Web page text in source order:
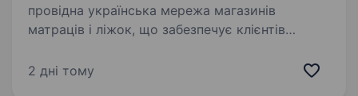
провідна українська мережа магазинів
матраців і ліжок, що забезпечує клієнтів
для сну, запрошує в свою команду завідувача
2 дні тому